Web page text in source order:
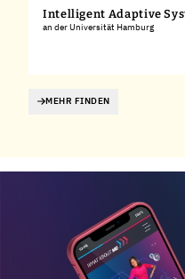
Intelligent Adaptive
an der Universität Hamburg
MEHR FINDEN